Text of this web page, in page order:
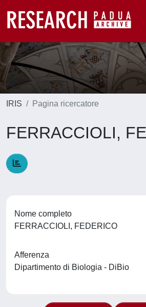
IRIS Pagina ricercatore
FERRACCIOLI,
Nome completo
FERRACCIOLI, FEDERICO
Afferenza
Dipartimento di Biologia - DiBio